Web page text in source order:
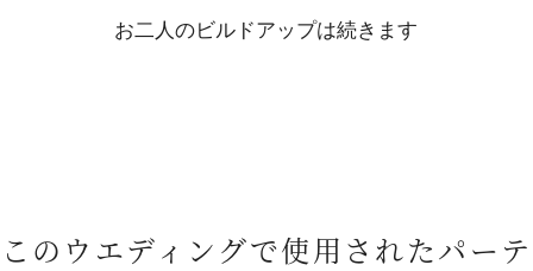
お二人のビルドアップは続きます
このウエディングで使用されたパーテ